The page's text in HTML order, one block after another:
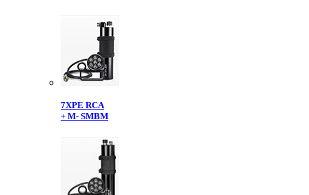
7XPE RCA
+ M- SMBM